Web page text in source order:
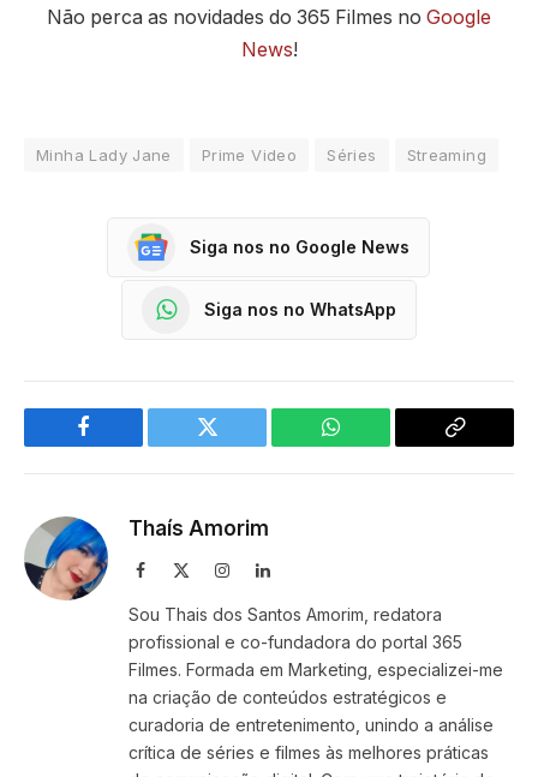
Não perca as novidades do 365 Filmes no Google
News!
Minha Lady Jane Prime Video Séries Streaming
Siga nos no Google News
Siga nos no WhatsApp
Facebook Twitter WhatsApp
Copy
Thaís Amorim
Facebook InstagramLinkedIn
Sou Thais dos Santos Amorim, redatora
profissional e co-fundadora do portal 365
Filmes. Formada em Marketing, especializei-me
na criação de conteúdos estratégicos e
curadoria de entretenimento, unindo a análise
crítica de séries e filmes às melhores práticas